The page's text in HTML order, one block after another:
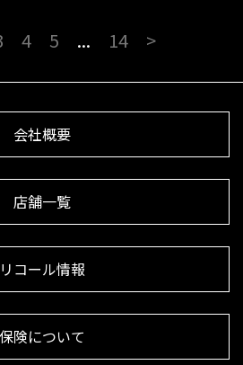
4 5 ... 14 >
会社概要
店舗一覧
リコール情報
保険について